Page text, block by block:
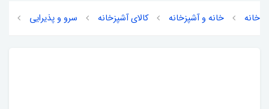
خانه خانه و آشپزخانه کالای آشپزخانه سرو و پذیرایی